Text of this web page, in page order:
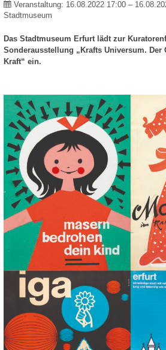
Veranstaltung: 16.08.2022 17:00 –
Stadtmuseum
Das Stadtmuseum Erfurt lädt zur
Sonderausstellung „Krafts Universum. Der
Kraft“ ein.